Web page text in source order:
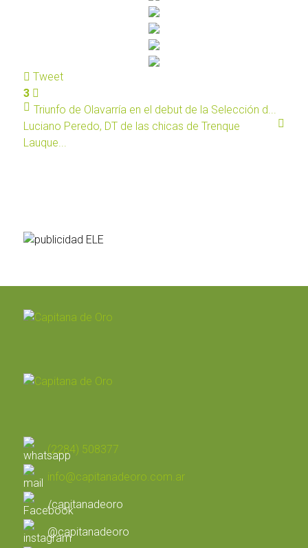
Tweet
3
Triunfo de Olavarría en el debut de la Selección d...
Luciano Peredo, DT de las chicas de Trenque
Lauque...
(2284) 508377
info@capitanadeoro.com.ar
/capitanadeoro
@capitanadeoro